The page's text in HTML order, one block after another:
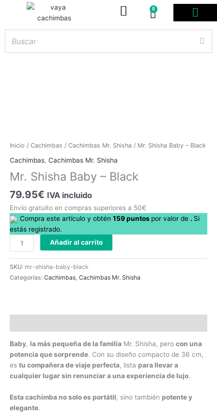
0
Carrito
Inicio / Cachimbas / Cachimbas Mr. Shisha / Mr. Shisha Baby – Black
Cachimbas, Cachimbas Mr. Shisha
Mr. Shisha Baby – Black
79.95€ IVA incluido
Envío gratuito en compras superiores a 50€
Compra este artículo y obtén 159puntos por valor de . Si
estás registrado.
Mr.
Shisha
-
cantidad
Añadir al carrito
SKU: mr-shisha-baby-black
Categorías: Cachimbas, Cachimbas Mr. Shisha
Baby, la más pequeña de la familia Mr. Shisha, pero con una
potencia que sorprende. Con su diseño compacto de 36 cm,
es tu compañera de viaje perfecta, lista para llevar a
cualquier lugar sin renunciar a una experiencia de lujo.
Esta cachimba no solo es portátil, sino también potente y
elegante.